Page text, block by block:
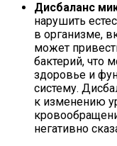
Дисбаланс
нарушить
в организме,
может
бактерий, что
здоровье и
систему.
к изменению
негативно